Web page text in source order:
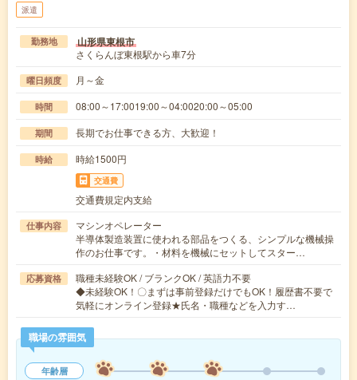
派遣
勤務地 山形県東根市
さくらんぼ東根駅から車7分
曜日頻度 月～金
時間 08:00～17:0019:00～04:0020:00～05:00
期間 長期でお仕事できる方、大歓迎！
時給 時給1500円
交通費
交通費規定内支給
仕事内容
マシンオペレーター
半導体製造装置に使われる部品をつくる、シンプルな機械操
作のお仕事です。・材料を機械にセットしてスター…
応募資格
職種未経験OK / ブランクOK / 英語力不要
◆未経験OK！〇まずは事前登録だけでもOK！履歴書不要で
気軽にオンライン登録★氏名・職種などを入力す…
職場の雰囲気
年齢層